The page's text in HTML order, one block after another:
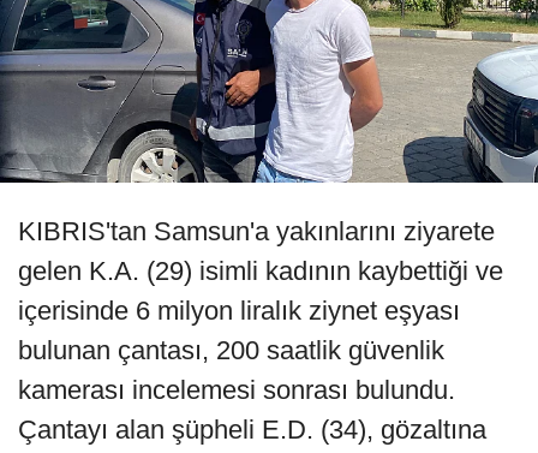
KIBRIS'tan Samsun'a yakınlarını ziyarete
gelen K.A. (29) isimli kadının kaybettiği ve
içerisinde 6 milyon liralık ziynet eşyası
bulunan çantası, 200 saatlik güvenlik
kamerası incelemesi sonrası bulundu.
Çantayı alan şüpheli E.D. (34), gözaltına